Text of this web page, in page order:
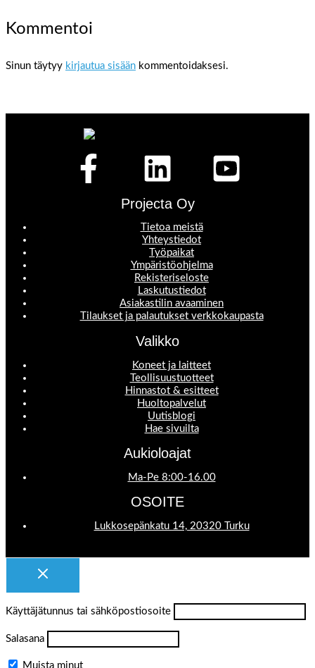
Kommentoi
Sinun täytyy kirjautua sisään kommentoidaksesi.
Projecta Oy
Tietoa meistä
Yhteystiedot
Työpaikat
Ympäristöohjelma
Rekisteriseloste
Laskutustiedot
Asiakastilin avaaminen
Tilaukset ja palautukset verkkokaupasta
Valikko
Koneet ja laitteet
Teollisuustuotteet
Hinnastot & esitteet
Huoltopalvelut
Uutisblogi
Hae sivuilta
Aukioloajat
Ma-Pe 8:00-16.00
OSOITE
Lukkosepänkatu 14, 20320 Turku
Käyttäjätunnus tai sähköpostiosoite
Salasana
Muista minut